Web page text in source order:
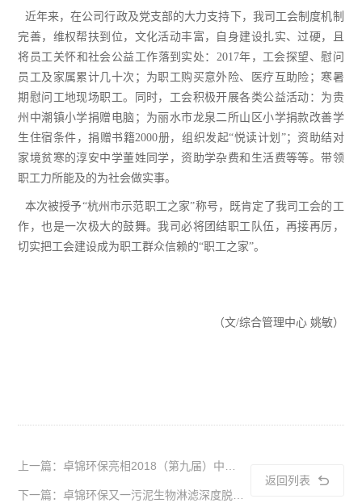
近年来，在公司行政及党支部的大力支持下，我司工会制度机制
完善，维权帮扶到位，文化活动丰富，自身建设扎实、过硬，且
将员工关怀和社会公益工作落到实处：2017年，工会探望、慰问
员工及家属累计几十次；为职工购买意外险、医疗互助险；寒暑
期慰问工地现场职工。同时，工会积极开展各类公益活动：为贵
州中潮镇小学捐赠电脑；为丽水市龙泉二所山区小学捐款改善学
生住宿条件，捐赠书籍2000册，组织发起“悦读计划”；资助结对
家境贫寒的淳安中学董姓同学，资助学杂费和生活费等等。带领
职工力所能及的为社会做实事。
本次被授予“杭州市示范职工之家”称号，既肯定了我司工会的工
作，也是一次极大的鼓舞。我司必将团结职工队伍，再接再厉，
切实把工会建设成为职工群众信赖的“职工之家”。
（文/综合管理中心 姚敏）
返回列表